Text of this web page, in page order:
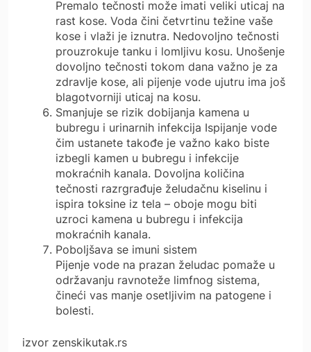
Premalo tečnosti može imati veliki uticaj na
rast kose. Voda čini četvrtinu težine vaše
kose i vlaži je iznutra. Nedovoljno tečnosti
prouzrokuje tanku i lomljivu kosu. Unošenje
dovoljno tečnosti tokom dana važno je za
zdravlje kose, ali pijenje vode ujutru ima još
blagotvorniji uticaj na kosu.
Smanjuje se rizik dobijanja kamena u
bubregu i urinarnih infekcija Ispijanje vode
čim ustanete takođe je važno kako biste
izbegli kamen u bubregu i infekcije
mokraćnih kanala. Dovoljna količina
tečnosti razrgrađuje želudačnu kiselinu i
ispira toksine iz tela – oboje mogu biti
uzroci kamena u bubregu i infekcija
mokraćnih kanala.
Poboljšava se imuni sistem
Pijenje vode na prazan želudac pomaže u
održavanju ravnoteže limfnog sistema,
čineći vas manje osetljivim na patogene i
bolesti.
izvor zenskikutak.rs